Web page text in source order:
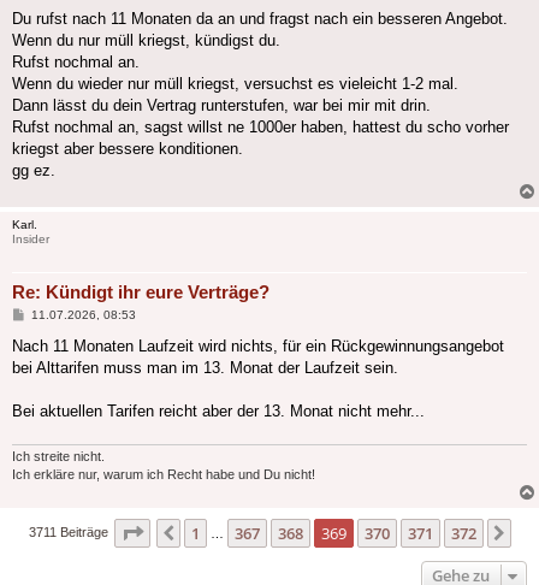
Du rufst nach 11 Monaten da an und fragst nach ein besseren Angebot.
Wenn du nur müll kriegst, kündigst du.
Rufst nochmal an.
Wenn du wieder nur müll kriegst, versuchst es vieleicht 1-2 mal.
Dann lässt du dein Vertrag runterstufen, war bei mir mit drin.
Rufst nochmal an, sagst willst ne 1000er haben, hattest du scho vorher
kriegst aber bessere konditionen.
gg ez.
Karl.
Insider
Re: Kündigt ihr eure Verträge?
Beitrag
11.07.2026, 08:53
Nach 11 Monaten Laufzeit wird nichts, für ein Rückgewinnungsangebot
bei Alttarifen muss man im 13. Monat der Laufzeit sein.
Bei aktuellen Tarifen reicht aber der 13. Monat nicht mehr...
Ich streite nicht.
Ich erkläre nur, warum ich Recht habe und Du nicht!
3711 Beiträge Seite 369 von372
Vorherige
1 367 368 369 370 371 372
Gehe zu